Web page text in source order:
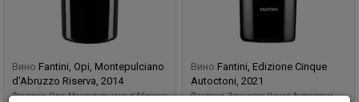
Вино Fantini, Opi, Montepulciano
d'Abruzzo Riserva, 2014
Фантини, Опи, Монтепульчано д'Абруццо
Вино Fantini, Edizione Cinque
Autoctoni, 2021
Фантини, Эдиционе Чинке Аутоктони,